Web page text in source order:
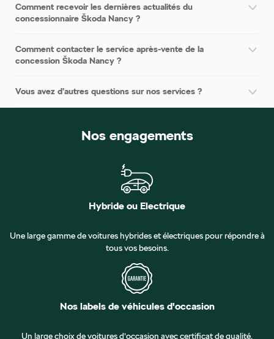
Comment recevoir les dernières actualités du
concessionnaire Škoda Nancy ?
Comment contacter le service après-vente de la
concession Škoda Nancy ?
Vous avez d’autres questions sur nos services ?
Nos engagements
Hybride ou Electrique
Une large gamme de voitures hybrides et électriques pour répondre à
tous vos besoins.
Nos labels de véhicules d'occasion
Un large choix de voitures d’occasion avec certificat de qualité,